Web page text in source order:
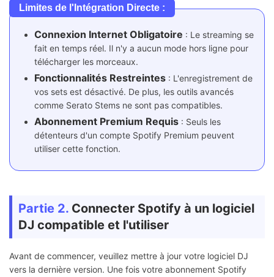
Limites de l'Intégration Directe :
Connexion Internet Obligatoire : Le streaming se
fait en temps réel. Il n'y a aucun mode hors ligne pour
télécharger les morceaux.
Fonctionnalités Restreintes : L'enregistrement de
vos sets est désactivé. De plus, les outils avancés
comme Serato Stems ne sont pas compatibles.
Abonnement Premium Requis : Seuls les
détenteurs d'un compte Spotify Premium peuvent
utiliser cette fonction.
Partie 2. Connecter Spotify à un logiciel
DJ compatible et l'utiliser
Avant de commencer, veuillez mettre à jour votre logiciel DJ
vers la dernière version. Une fois votre abonnement Spotify